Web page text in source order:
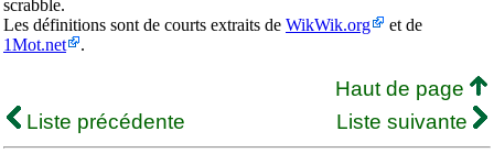
scrabble.
Les définitions sont de courts extraits de WikWik.org
et de
1Mot.net
.
Haut de page
Liste précédente
Liste suivante